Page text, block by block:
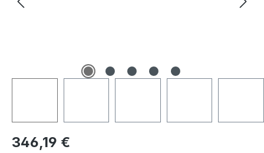
Regulärer Preis:
346,19 €